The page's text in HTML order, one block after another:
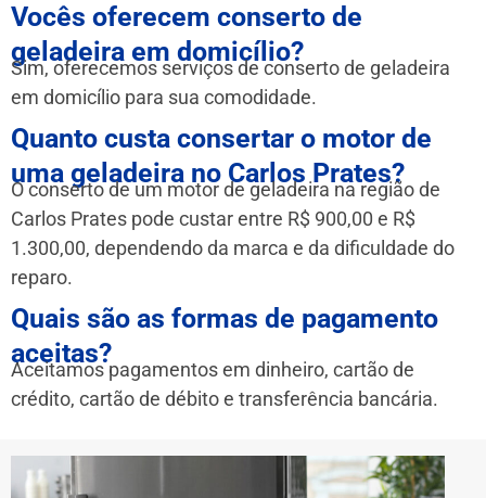
Vocês oferecem conserto de
geladeira em domicílio?
Sim, oferecemos serviços de conserto de geladeira
em domicílio para sua comodidade.
Quanto custa consertar o motor de
uma geladeira no Carlos Prates?
O conserto de um motor de geladeira na região de
Carlos Prates pode custar entre R$ 900,00 e R$
1.300,00, dependendo da marca e da dificuldade do
reparo.
Quais são as formas de pagamento
aceitas?
Aceitamos pagamentos em dinheiro, cartão de
crédito, cartão de débito e transferência bancária.